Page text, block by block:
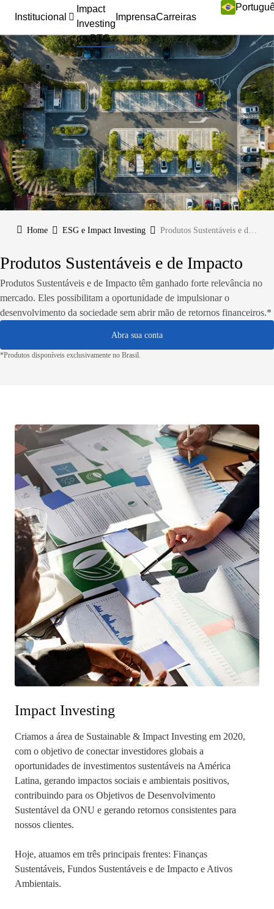
Institucional
Impact
Investing
no BTG
ImprensaCarreiras
Home ESG e Impact Investing Produtos Sustentáveis e de Impacto
Produtos Sustentáveis e de Impacto
Produtos Sustentáveis e de Impacto têm ganhado forte relevância no
mercado. Eles possibilitam a oportunidade de impulsionar o
desenvolvimento da sociedade sem abrir mão de retornos financeiros.*
Abra sua conta
*Produtos disponíveis exclusivamente no Brasil.
Impact Investing
Criamos a área de Sustainable & Impact Investing em 2020,
com o objetivo de conectar investidores globais a
oportunidades de investimentos sustentáveis na América
Latina, gerando impactos sociais e ambientais positivos,
contribuindo para os Objetivos de Desenvolvimento
Sustentável da ONU e gerando retornos consistentes para
nossos clientes.
Hoje, atuamos em três principais frentes: Finanças
Sustentáveis, Fundos Sustentáveis e de Impacto e Ativos
Ambientais.